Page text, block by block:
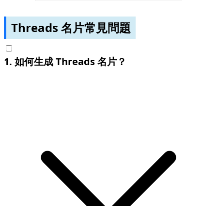
Threads 名片常見問題
1. 如何生成 Threads 名片？